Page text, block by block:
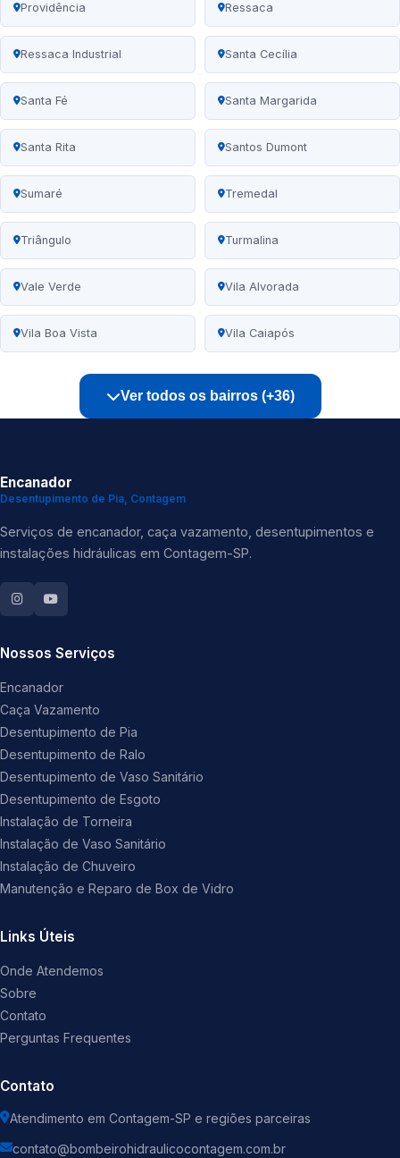
Providência Ressaca
Ressaca Industrial Santa Cecília
Santa Fé Santa Margarida
Santa Rita Santos Dumont
Sumaré Tremedal
Triângulo Turmalina
Vale Verde Vila Alvorada
Vila Boa Vista Vila Caiapós
Ver todos os bairros (+36)
Encanador
Desentupimento de Pia, Contagem
Serviços de encanador, caça vazamento, desentupimentos e
instalações hidráulicas em Contagem-SP.
Nossos Serviços
Encanador
Caça Vazamento
Desentupimento de Pia
Desentupimento de Ralo
Desentupimento de Vaso Sanitário
Desentupimento de Esgoto
Instalação de Torneira
Instalação de Vaso Sanitário
Instalação de Chuveiro
Manutenção e Reparo de Box de Vidro
Links Úteis
Onde Atendemos
Sobre
Contato
Perguntas Frequentes
Contato
Atendimento em Contagem-SP e regiões parceiras
contato@bombeirohidraulicocontagem.com.br